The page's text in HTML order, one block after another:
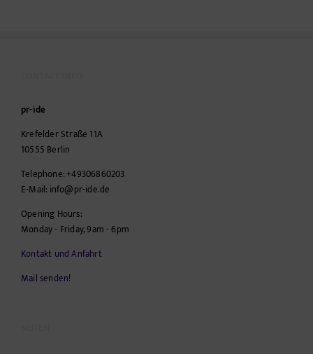
pr-ide
Krefelder Straße 11A
10555 Berlin
Telephone:+49306860203
E-Mail: info@pr-ide.de
Opening Hours:
Monday - Friday, 9am - 6pm
Kontakt und Anfahrt
Mail senden!